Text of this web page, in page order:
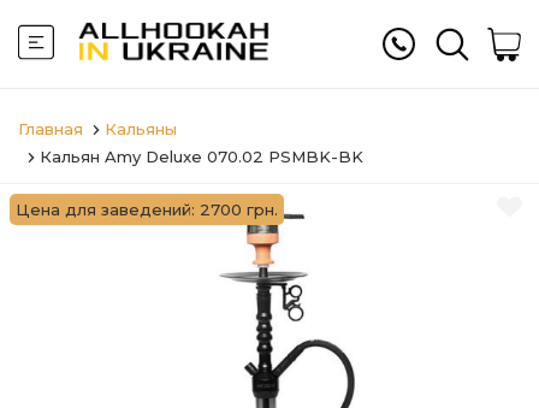
Главная
Кальяны
Кальян Amy Deluxe 070.02 PSMBK-BK
Цена для заведений: 2700 грн.